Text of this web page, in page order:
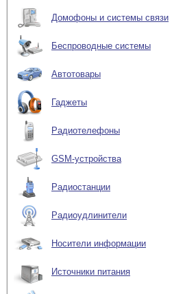
Домофоны и системы связи
Беспроводные системы
Автотовары
Гаджеты
Радиотелефоны
GSM-устройства
Радиостанции
Радиоудлинители
Носители информации
Источники питания